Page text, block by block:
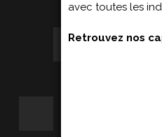
avec toutes les
Retrouvez nos